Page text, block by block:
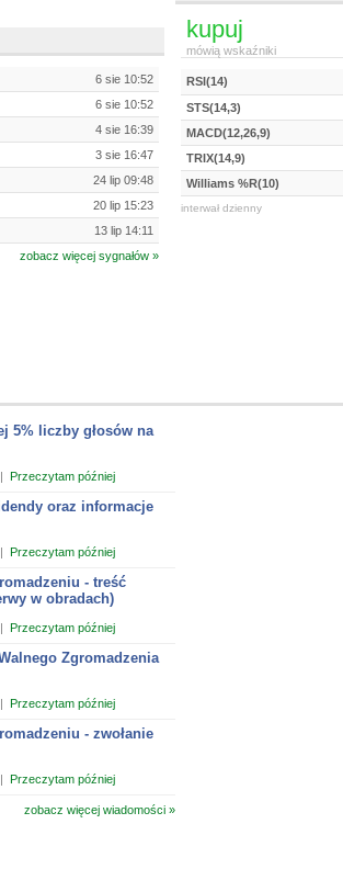
kupuj
mówią wskaźniki
RSI(14)
STS(14,3)
MACD(12,26,9)
TRIX(14,9)
Williams %R(10)
interwał dzienny
6 sie 10:52
6 sie 10:52
4 sie 16:39
3 sie 16:47
24 lip 09:48
20 lip 15:23
13 lip 14:11
zobacz więcej sygnałów »
5% liczby głosów na
Przeczytam później
oraz informacje
Przeczytam później
- treść
w obradach)
Przeczytam później
Zgromadzenia
Przeczytam później
- zwołanie
Przeczytam później
zobacz więcej wiadomości »